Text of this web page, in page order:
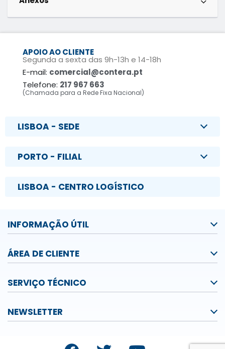
APOIO AO CLIENTE
Segunda a sexta das 9h-13h e 14-18h
E-mail: comercial@contera.pt
Telefone: 217 967 663
(Chamada para a Rede Fixa Nacional)
LISBOA - SEDE
PORTO - FILIAL
LISBOA - CENTRO LOGÍSTICO
INFORMAÇÃO ÚTIL
ÁREA DE CLIENTE
SERVIÇO TÉCNICO
NEWSLETTER